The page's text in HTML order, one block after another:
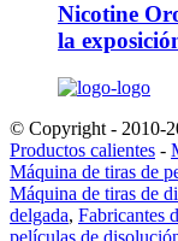
Nicotine
la
© Copyright - 2010-
Productos calientes -
Máquina de tiras de
Máquina de tiras de
delgada, Fabricantes
películas de